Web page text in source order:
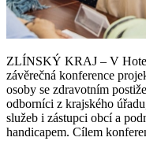
ZLÍNSKÝ KRAJ – V
závěrečná konference
osoby se zdravotním
odborníci z krajského
služeb i zástupci obcí a
handicapem. Cílem